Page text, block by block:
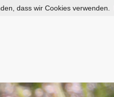
dass wir Cookies verwenden.